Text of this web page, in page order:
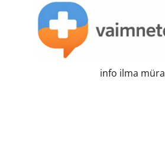
info ilma müra